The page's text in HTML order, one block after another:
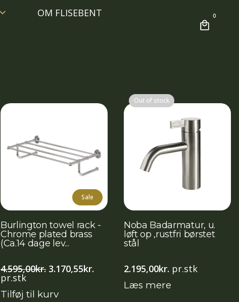
OM FLISEBENT 0
Sale
Burlington towel rack -
Chrome plated brass
(Ca.14 dage lev...
4.595,00kr. Den
oprindelige
var:
3.170,55kr.
pr.stk
Tilføj til kurv
Out of stock
Noba Badarmatur, u.
løft op ,rustfri børstet
stål
2.195,00kr. pr.stk
Læs mere